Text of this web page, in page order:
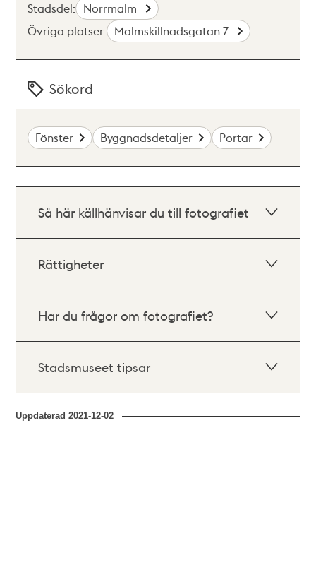
Stadsdel: Norrmalm
Övriga platser: Malmskillnadsgatan 7
Sökord
Fönster Byggnadsdetaljer Portar
Så här källhänvisar du till fotografiet
Rättigheter
Har du frågor om fotografiet?
Stadsmuseet tipsar
Uppdaterad2021-12-02